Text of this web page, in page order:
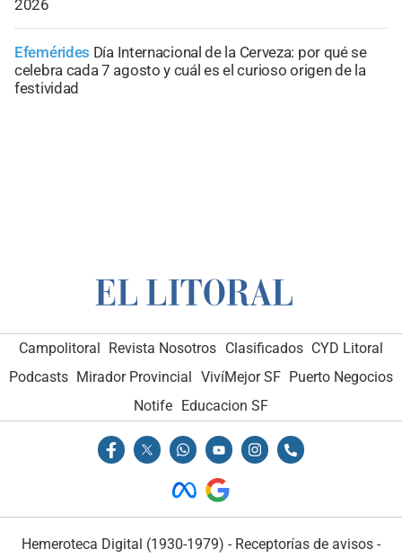
2026
Efemérides Día Internacional de la Cerveza: por qué se
celebra cada 7 agosto y cuál es el curioso origen de la
festividad
Campolitoral Revista Nosotros Clasificados CYD Litoral
Podcasts Mirador Provincial VivíMejor SF Puerto Negocios
Notife
Educacion SF
Hemeroteca Digital (1930-1979) - Receptorías de avisos -